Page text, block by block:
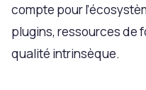
compte pour
plugins, ressources de
qualité intrinsèque.